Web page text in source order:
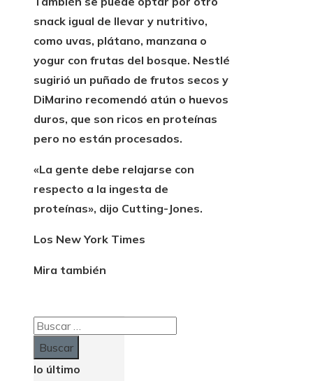
snack igual de llevar y nutritivo,
como uvas, plátano, manzana o
yogur con frutas del bosque. Nestlé
sugirió un puñado de frutos secos y
DiMarino recomendó atún o huevos
duros, que son ricos en proteínas
pero no están procesados.
«La gente debe relajarse con
respecto a la ingesta de
proteínas», dijo Cutting-Jones.
Los New York Times
Mira también
Buscar:
lo último